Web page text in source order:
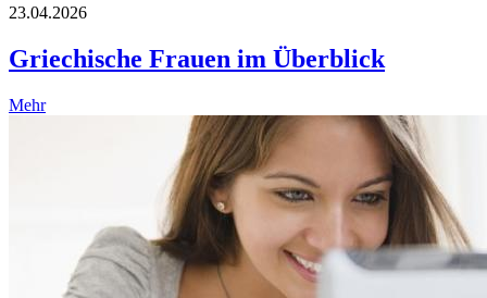
23.04.2026
Griechische Frauen im Überblick
Mehr